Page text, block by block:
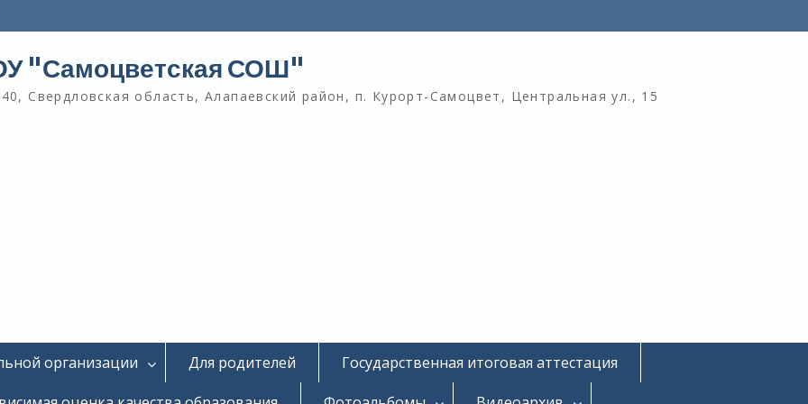
"Самоцветская СОШ"
Свердловская область, Алапаевский район, п. Курорт-Самоцвет, Центральная ул., 15
организации Для родителей
Государственная итоговая аттестация